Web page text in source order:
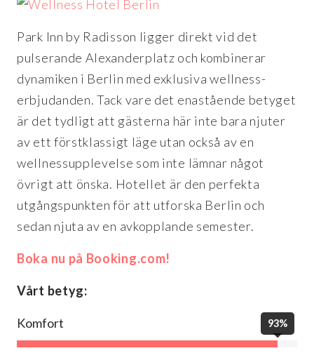
Park Inn by Radisson ligger direkt vid det
pulserande Alexanderplatz och kombinerar
dynamiken i Berlin med exklusiva wellness-
erbjudanden. Tack vare det enastående betyget
är det tydligt att gästerna här inte bara njuter
av ett förstklassigt läge utan också av en
wellnessupplevelse som inte lämnar något
övrigt att önska. Hotellet är den perfekta
utgångspunkten för att utforska Berlin och
sedan njuta av en avkopplande semester.
Boka nu på Booking.com!
Vårt betyg:
Komfort 93%